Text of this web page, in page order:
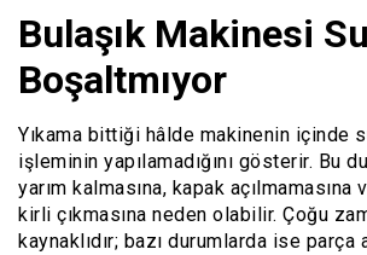
Bulaşık Makinesi Su
Boşaltmıyor
Yıkama bittiği hâlde makinenin içinde
işleminin yapılamadığını gösterir. Bu
yarım kalmasına, kapak açılmamasına
kirli çıkmasına neden olabilir. Çoğu
kaynaklıdır; bazı durumlarda ise parça